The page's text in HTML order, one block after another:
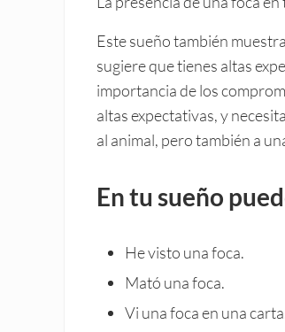
Este sueño también
sugiere que tienes altas
importancia de los
altas expectativas, y
al animal, pero también a
En tu sueño
He visto una foca.
Mató una foca.
Vi una foca en una